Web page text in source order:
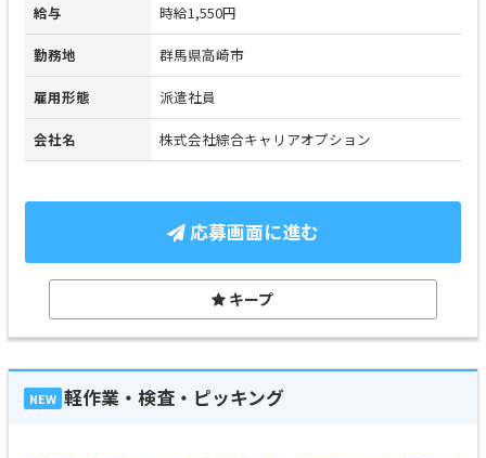
給与 時給1,550円
勤務地 群馬県高崎市
雇用形態 派遣社員
会社名 株式会社綜合キャリアオプション
応募画面に進む
キープ
NEW 軽作業・検査・ピッキング